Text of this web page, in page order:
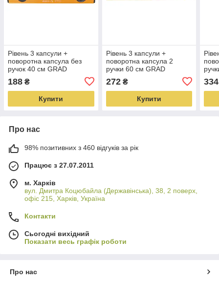
Рівень 3 капсули +
поворотна капсула без
ручок 40 см GRAD
188 ₴
Купити
Рівень 3 капсули +
поворотна капсула 2
ручки 60 см GRAD
272₴
Купити
334
Про нас
98% позитивних з 460 відгуків за рік
Працює з 27.07.2011
м. Харків
вул. Дмитра Коцюбайла (Державінська), 38, 2 поверх,
офіс 215, Харків, Україна
Контакти
Сьогодні вихідний
Показати весь графік роботи
Про нас